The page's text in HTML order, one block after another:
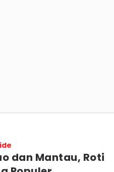
dan Mantau, Roti